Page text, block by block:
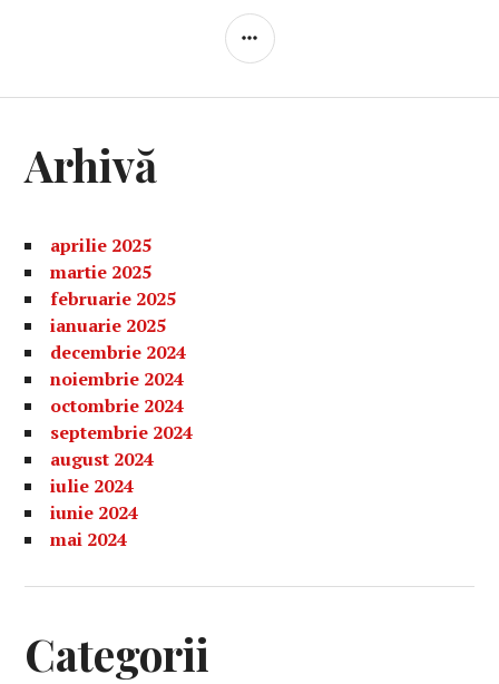
BARĂ
Arhivă
aprilie 2025
martie 2025
februarie 2025
ianuarie 2025
decembrie 2024
noiembrie 2024
octombrie 2024
septembrie 2024
august 2024
iulie 2024
iunie 2024
mai 2024
Categorii